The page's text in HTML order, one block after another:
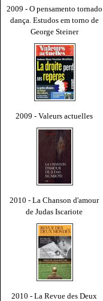
2009 - O pensamento tornado
dança. Estudos em torno de
George Steiner
2009 - Valeurs actuelles
2010 - La Chanson d'amour
de Judas Iscariote
2010 - La Revue des Deux